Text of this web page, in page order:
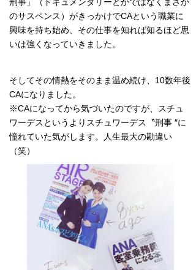
のサスペンス）がきっかけでCAという職業に
興味を持ち始め、その仕事を知れば知るほど思
いは強くなっていきました。
そしてその情熱をそのまま温め続け、10数年後
CAになりました。
※CAになってから気づいたのですが、スチュ
ワーデスというよりスチュワーデス〝刑事 ″に
憧れていた気がします。人生最大の勘違い
（笑）